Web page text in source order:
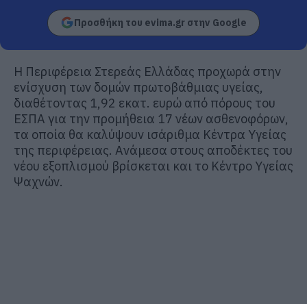
Προσθήκη του evima.gr στην Google
Η Περιφέρεια Στερεάς Ελλάδας προχωρά στην
ενίσχυση των δομών πρωτοβάθμιας υγείας,
διαθέτοντας 1,92 εκατ. ευρώ από πόρους του
ΕΣΠΑ για την προμήθεια 17 νέων ασθενοφόρων,
τα οποία θα καλύψουν ισάριθμα Κέντρα Υγείας
της περιφέρειας. Ανάμεσα στους αποδέκτες του
νέου εξοπλισμού βρίσκεται και το Κέντρο Υγείας
Ψαχνών.